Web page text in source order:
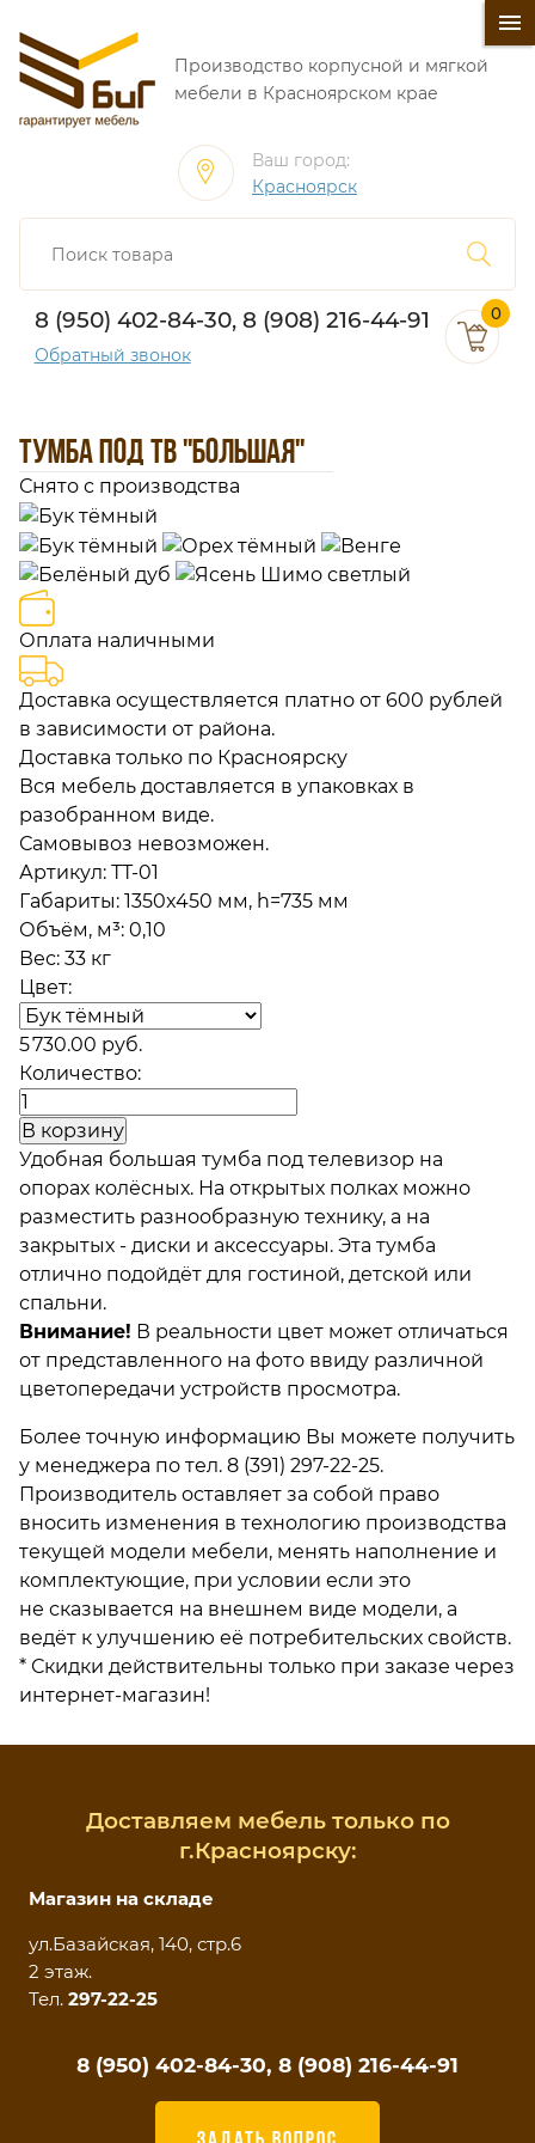
󰍜
Производство корпусной и мягкой
мебели в Красноярском крае
Ваш город:
Красноярск
8 (950) 402-84-30, 8 (908) 216-44-91
Обратный звонок
0
ТУМБА ПОД ТВ "БОЛЬШАЯ"
Снято с производства
Оплата наличными
Доставка осуществляется платно от 600 рублей
в зависимости от района.
Доставка только по Красноярску
Вся мебель доставляется в упаковках в
разобранном виде.
Самовывоз невозможен.
Артикул: ТТ-01
Габариты: 1350x450 мм, h=735 мм
Объём, м³: 0,10
Вес: 33 кг
Цвет:
5 730.00 руб.
Количество:
Удобная большая тумба под телевизор на
опорах колёсных. На открытых полках можно
разместить разнообразную технику, а на
закрытых - диски и аксессуары. Эта тумба
отлично подойдёт для гостиной, детской или
спальни.
Внимание! В реальности цвет может отличаться
от представленного на фото ввиду различной
цветопередачи устройств просмотра.
Более точную информацию Вы можете получить
у менеджера по тел. 8 (391) 297-22-25.
Производитель оставляет за собой право
вносить изменения в технологию производства
текущей модели мебели, менять наполнение и
комплектующие, при условии если это
не сказывается на внешнем виде модели, а
ведёт к улучшению её потребительских свойств.
* Скидки действительны только при заказе через
интернет-магазин!
Доставляем мебель только по
г.Красноярску:
Магазин на складе
ул.Базайская, 140, стр.6
2 этаж.
Тел. 297-22-25
8 (950) 402-84-30, 8 (908) 216-44-91